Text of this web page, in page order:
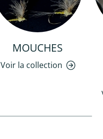
MOUCHES
Voir la collection